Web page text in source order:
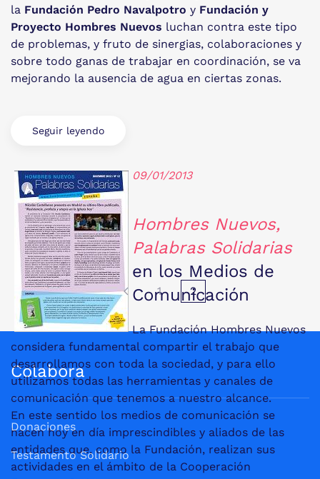
la Fundación Pedro Navalpotro y Fundación y
Proyecto Hombres Nuevos luchan contra este tipo
de problemas, y fruto de sinergias, colaboraciones y
sobre todo ganas de trabajar en coordinación, se va
mejorando la ausencia de agua en ciertas zonas.
Seguir leyendo
09/01/2013
Hombres Nuevos,
Palabras Solidarias
en los Medios de
Comunicación
La Fundación Hombres Nuevos
considera fundamental compartir el trabajo que
desarrollamos con toda la sociedad, y para ello
utilizamos todas las herramientas y canales de
comunicación que tenemos a nuestro alcance.
En este sentido los medios de comunicación se
hacen hoy en día imprescindibles y aliados de las
entidades que, como la Fundación, realizan sus
actividades en el ámbito de la Cooperación
1 2
Colabora
Donaciones
Testamento Solidario